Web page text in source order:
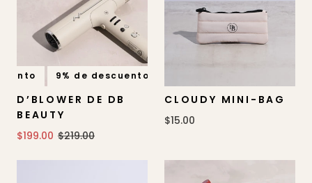
9% de descuento
D’BLOWER DE DB
BEAUTY
$199.00 $219.00
CLOUDY MINI-BAG
$15.00